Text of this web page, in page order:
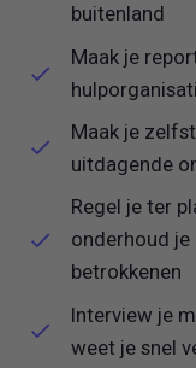
buitenland
Maak je
Maak je
uitdagende
Regel je ter
onderhoud
betrokkenen
Interview je
weet je snel